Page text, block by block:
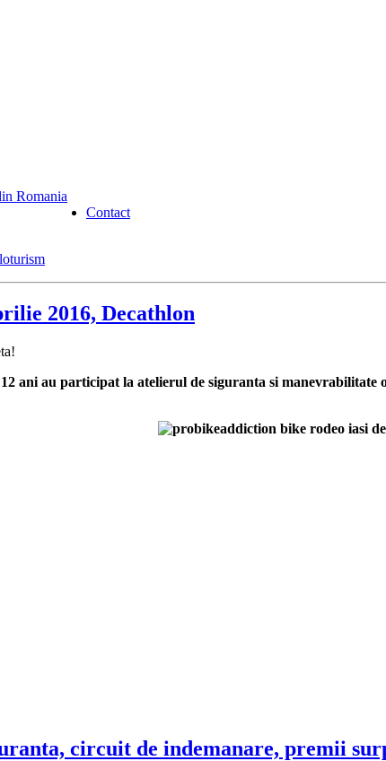
Romania
Contact
2016, Decathlon
ani au participat la atelierul de siguranta si
circuit de indemanare, premii